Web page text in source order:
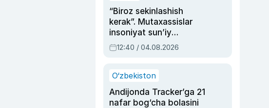
“Biroz sekinlashish
kerak”. Mutaxassislar
insoniyat sun’iy
intellektni boshqara
olmay qolishidan xavotir
12:40 / 04.08.2026
O‘zbekiston
Andijonda Tracker’ga 21
nafar bog‘cha bolasini